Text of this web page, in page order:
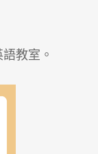
教室。